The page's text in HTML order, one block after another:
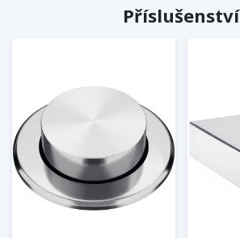
Příslušenství